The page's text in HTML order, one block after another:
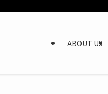
ABOUT US